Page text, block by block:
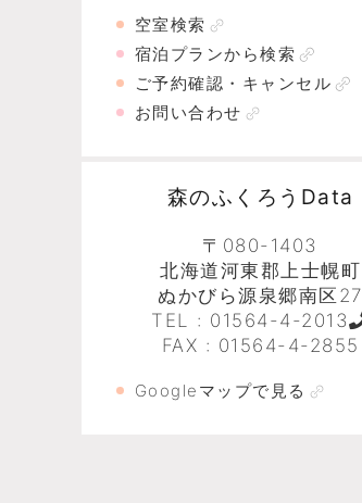
空室検索
宿泊プランから検索
ご予約確認・キャンセル
お問い合わせ
森のふくろうData
〒080-1403
北海道河東郡上士幌町
ぬかびら源泉郷南区27
TEL : 01564-4-2013
FAX : 01564-4-2855
Googleマップで見る